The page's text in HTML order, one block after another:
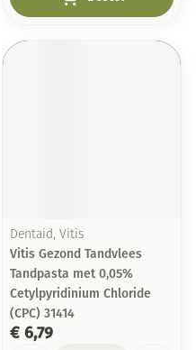
Dentaid, Vitis
Vitis Gezond Tandvlees
Tandpasta met 0,05%
Cetylpyridinium Chloride
(CPC) 31414
€ 6,79